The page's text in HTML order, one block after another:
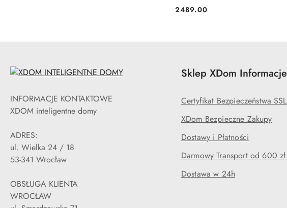
Cena:
2489.00
INFORMACJE KONTAKTOWE
XDOM inteligentne domy
ADRES:
ul. Wielka 24 / 18
53-341 Wrocław
OBSŁUGA KLIENTA
WROCŁAW
Sklep XDom Informacje
Certyfikat Bezpieczeństwa SSL
XDom Bezpieczne Zakupy
Dostawy i Płatności
Darmowy Transport od 600 zł
Dostawa w 24h